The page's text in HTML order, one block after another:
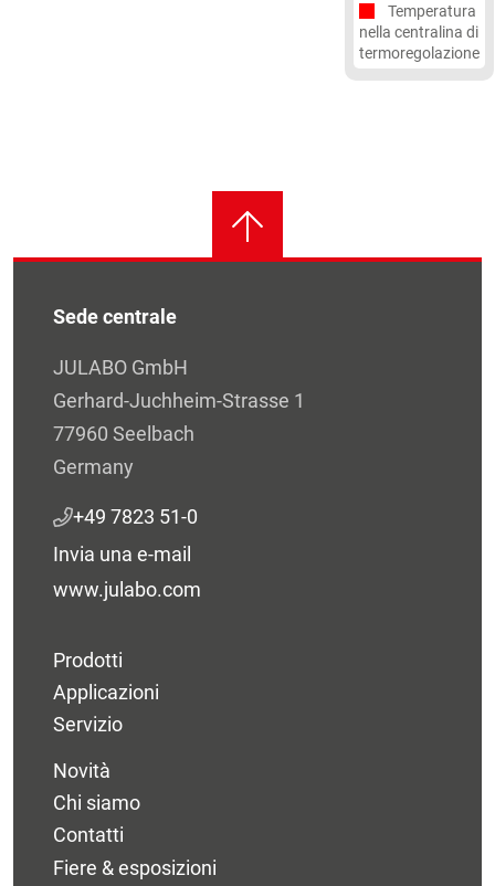
Temperatura
nella centralina di
termoregolazione
Sede centrale
JULABO GmbH
Gerhard-Juchheim-Strasse 1
77960 Seelbach
Germany
+49 7823 51-0
Invia una e-mail
www.julabo.com
Prodotti
Applicazioni
Servizio
Novità
Chi siamo
Contatti
Fiere & esposizioni